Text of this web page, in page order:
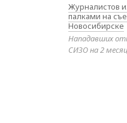
Журналистов
палками на
Новосибирске
Нападавших
СИЗО на 2